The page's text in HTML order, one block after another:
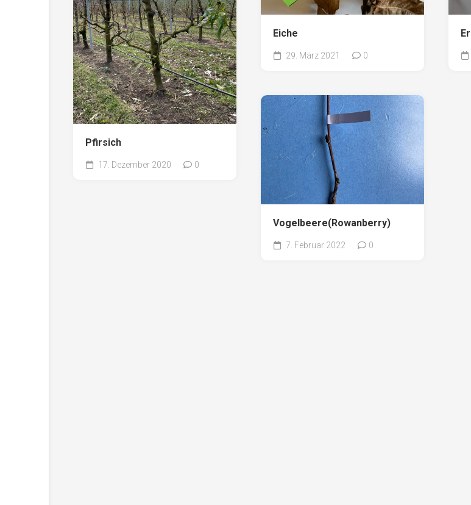
Pfirsich
17. Dezember 2020 0
Eiche
29. März 2021 0
Vogelbeere(Rowanberry)
7. Februar 2022 0